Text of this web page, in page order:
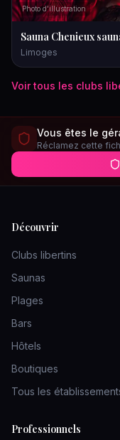
Photo d'illustration
Sauna Chenieux
Limoges
Voir tous les clubs
Vous êtes le
Réclamez cette
Découvrir
Clubs libertins
Saunas
Plages
Bars
Hôtels
Boutiques
Tous les
Professionnels